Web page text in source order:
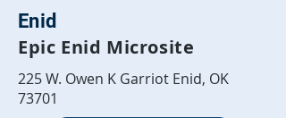
Enid
Epic Enid Microsite
225 W. Owen K Garriot Enid, OK
73701